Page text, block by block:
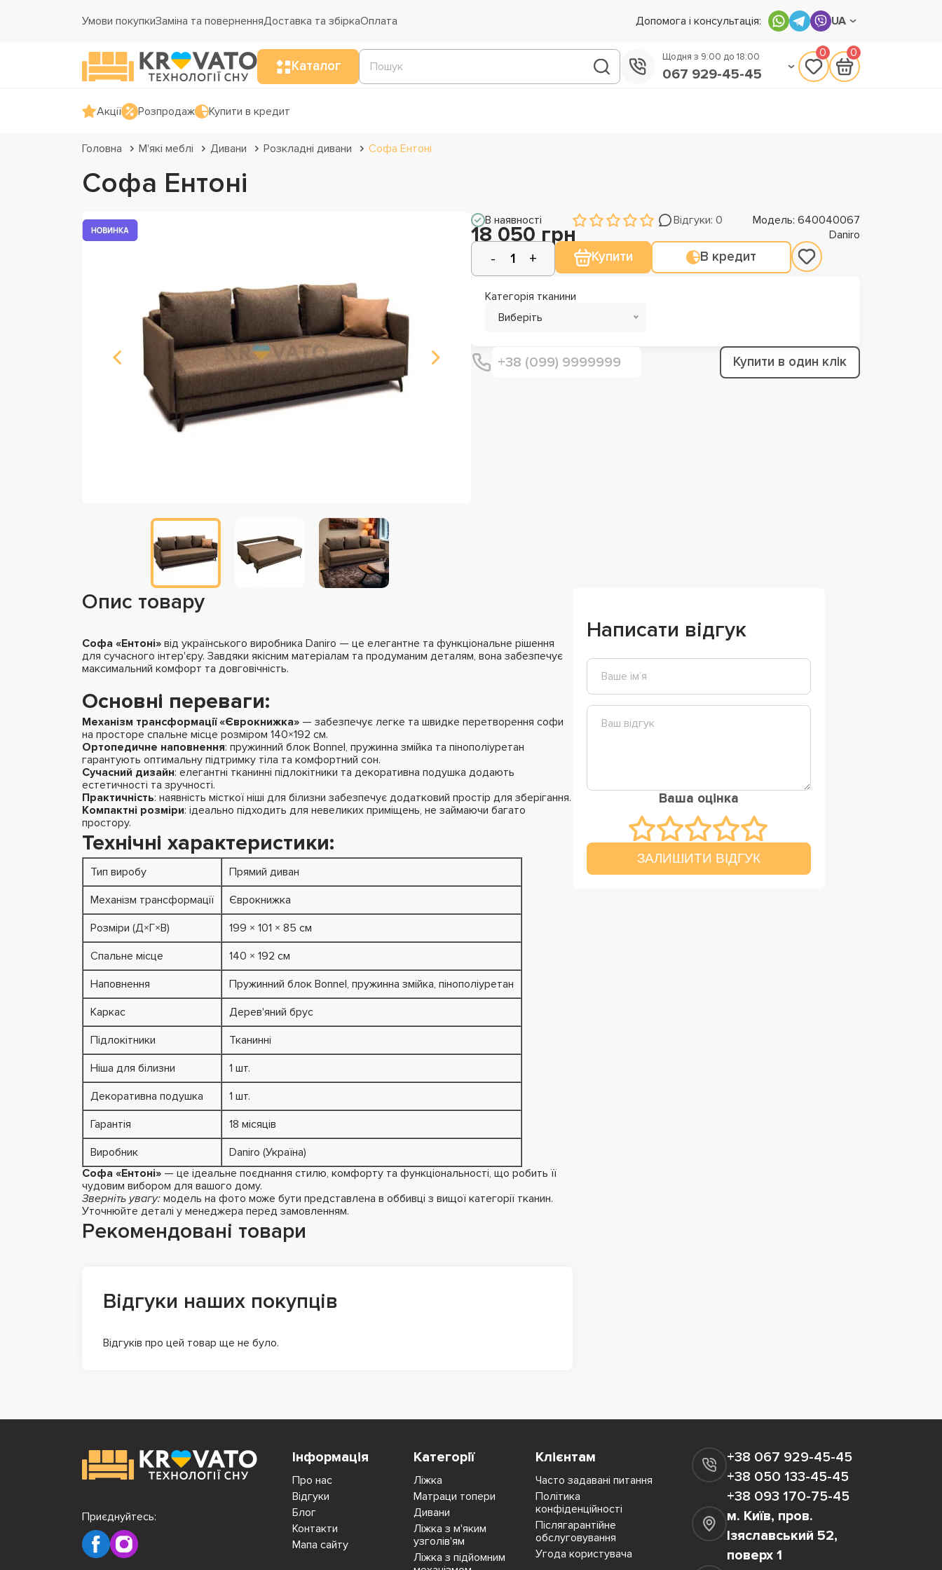
Умови покупкиЗаміна та поверненняДоставка та збіркаОплата Допомога і консультація: UA
Каталог
Щодня з 9:00 до 18:00
067 929-45-45
0 0
Акції Розпродаж Купити в кредит
Головна М'які меблі Дивани Розкладні дивани Софа Ентоні
Софа Ентоні
В наявності Відгуки: 0 Модель: 640040067
18 050 грн Daniro
Купити В кредит
Категорія тканини
Виберіть
Купити в один клік
Опис товару
Софа «Ентоні» від українського виробника Daniro — це елегантне та функціональне рішення
для сучасного інтер'єру. Завдяки якісним матеріалам та продуманим деталям, вона забезпечує
максимальний комфорт та довговічність.
Основні переваги:
Механізм трансформації «Єврокнижка» — забезпечує легке та швидке перетворення софи
на просторе спальне місце розміром 140×192 см.
Ортопедичне наповнення: пружинний блок Bonnel, пружинна змійка та пінополіуретан
гарантують оптимальну підтримку тіла та комфортний сон.
Сучасний дизайн: елегантні тканинні підлокітники та декоративна подушка додають
естетичності та зручності.
Практичність: наявність місткої ніші для білизни забезпечує додатковий простір для зберігання.
Компактні розміри: ідеально підходить для невеликих приміщень, не займаючи багато
простору.
Технічні характеристики:
Тип виробу
Прямий диван
Механізм трансформації
Єврокнижка
Розміри (Д×Г×В)
199 × 101 × 85 см
Спальне місце
140 × 192 см
Наповнення
Пружинний блок Bonnel, пружинна змійка, пінополіуретан
Каркас
Дерев'яний брус
Підлокітники
Тканинні
Ніша для білизни
1 шт.
Декоративна подушка
1 шт.
Гарантія
18 місяців
Виробник
Daniro (Україна)
Софа «Ентоні» — це ідеальне поєднання стилю, комфорту та функціональності, що робить її
чудовим вибором для вашого дому.
Зверніть увагу: модель на фото може бути представлена в оббивці з вищої категорії тканин.
Уточнюйте деталі у менеджера перед замовленням.
Рекомендовані товари
Відгуки наших покупців
Відгуків про цей товар ще не було.
Написати відгук
Ваша оцінка
ЗАЛИШИТИ ВІДГУК
Інформація
Про нас
Відгуки
Блог
Контакти
Мапа сайту
Категорії
Ліжка
Матраци топери
Дивани
Ліжка з м'яким
узголів'ям
Ліжка з підйомним
Клієнтам
Часто задавані питання
Політика
конфіденційності
Післягарантійне
обслуговування
Угода користувача
+38 067 929-45-45
+38 050 133-45-45
+38 093 170-75-45
м. Київ, пров.
Ізяславський 52,
поверх 1
Приєднуйтесь: